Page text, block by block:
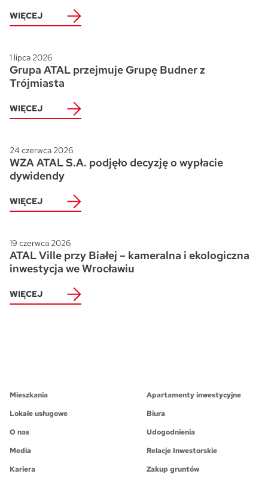
WIĘCEJ
1 lipca 2026
Grupa ATAL przejmuje Grupę Budner z
Trójmiasta
WIĘCEJ
24 czerwca 2026
WZA ATAL S.A. podjęło decyzję o wypłacie
dywidendy
WIĘCEJ
19 czerwca 2026
ATAL Ville przy Białej – kameralna i ekologiczna
inwestycja we Wrocławiu
WIĘCEJ
Mieszkania
Apartamenty inwestycyjne
Lokale usługowe
Biura
O nas
Udogodnienia
Media
Relacje Inwestorskie
Kariera
Zakup gruntów